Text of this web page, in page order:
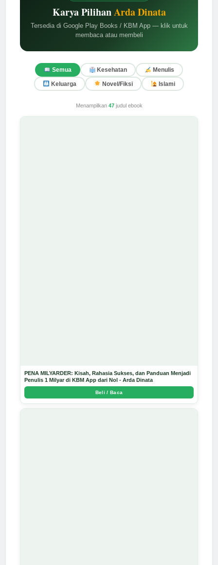
Karya PilihanArda Dinata
Tersedia di Google Play Books / KBM App — klik untuk
membaca atau membeli
Semua Kesehatan Menulis
Keluarga Novel/Fiksi Islami
Menampilkan 47judul ebook
PENA MILYARDER: Kisah, Rahasia Sukses, dan Panduan Menjadi
Penulis 1 Milyar di KBM App dari Nol - Arda Dinata
Beli / Baca